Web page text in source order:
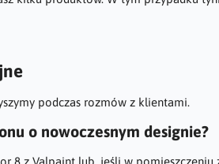
podczas rozmów z klientami.
o nowoczesnym designie?